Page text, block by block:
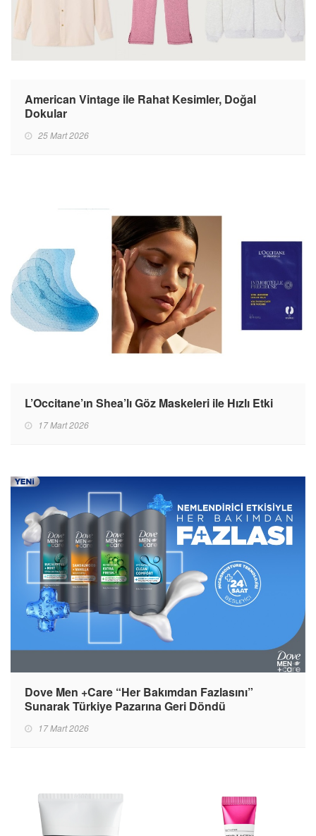
American Vintage ile Rahat Kesimler, Doğal
Dokular
25 Mart 2026
L’Occitane’ın Shea’lı Göz Maskeleri ile Hızlı Etki
17 Mart 2026
Dove Men +Care “Her Bakımdan Fazlasını”
Sunarak Türkiye Pazarına Geri Döndü
17 Mart 2026